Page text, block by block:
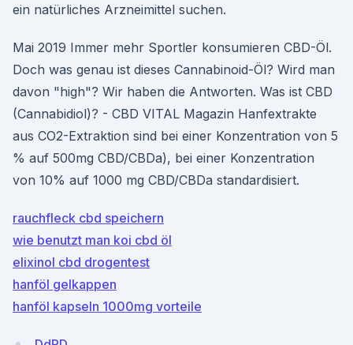
ein natürliches Arzneimittel suchen.
Mai 2019 Immer mehr Sportler konsumieren CBD-Öl.
Doch was genau ist dieses Cannabinoid-Öl? Wird man
davon "high"? Wir haben die Antworten. Was ist CBD
(Cannabidiol)? - CBD VITAL Magazin Hanfextrakte
aus CO2-Extraktion sind bei einer Konzentration von 5
% auf 500mg CBD/CBDa), bei einer Konzentration
von 10% auf 1000 mg CBD/CBDa standardisiert.
rauchfleck cbd speichern
wie benutzt man koi cbd öl
elixinol cbd drogentest
hanföl gelkappen
hanföl kapseln 1000mg vorteile